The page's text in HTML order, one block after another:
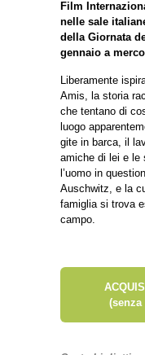
Film
nelle sale
della Giornata
gennaio a
Liberamente
Amis, la storia
che tentano di
luogo
gite in barca, il
amiche di lei e le
l’uomo in
Auschwitz, e la
famiglia si trova
campo.